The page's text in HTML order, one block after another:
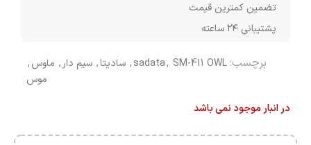
تضمین کمترین قیمت
پشتیبانی ۲۴ ساعته
برچسب: sadata, SM-411 OWL
, سادیتا, سیم دار, ماوس,
موس
در انبار موجود نمی باشد